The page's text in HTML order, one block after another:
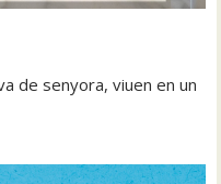
de senyora, viuen en un